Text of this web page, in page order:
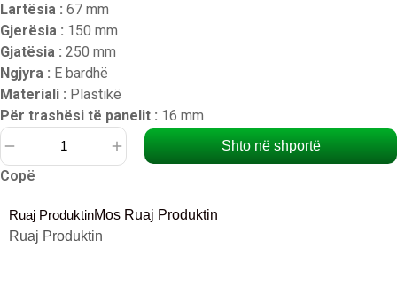
Lartësia : 67 mm
Gjerësia : 150 mm
Gjatësia : 250 mm
Ngjyra : E bardhë
Materiali : Plastikë
Për trashësi të panelit : 16 mm
Pjesë
67
mm,
Shto në shportë
Copë
Ruaj ProduktinMos Ruaj Produktin
Ruaj Produktin